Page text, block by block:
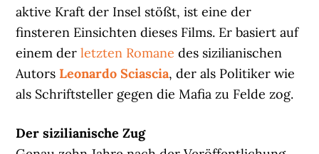
aktive Kraft der Insel stößt, ist eine der
finsteren Einsichten dieses Films. Er basiert auf
einem derletzten Romane des sizilianischen
Autors Leonardo Sciascia, der als Politiker wie
als Schriftsteller gegen die Mafia zu Felde zog.
Der sizilianische Zug